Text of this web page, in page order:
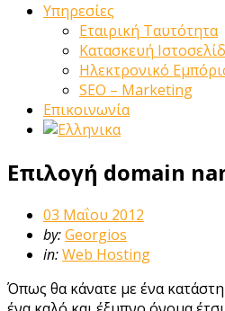
Υπηρεσίες
Εταιρική Ταυτότητα
Κατασκευή
Ηλεκτρονικό
SEO – Marketing
Επικοινωνία
Επιλογή domain
03 Μαΐου 2012
by:Georgios
in:Web Hosting
Όπως θα κάνατε με ένα